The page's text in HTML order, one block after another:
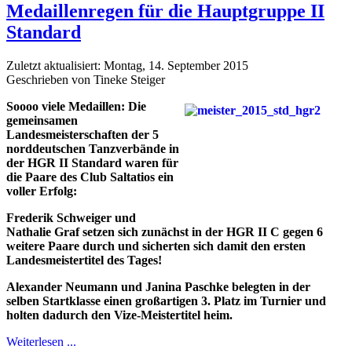
Medaillenregen für die Hauptgruppe II
Standard
Zuletzt aktualisiert: Montag, 14. September 2015
Geschrieben von Tineke Steiger
Soooo viele Medaillen: Die
gemeinsamen
Landesmeisterschaften der 5
norddeutschen Tanzverbände in
der HGR II Standard waren für
die Paare des Club Saltatios ein
voller Erfolg:
Frederik Schweiger und
Nathalie Graf setzen sich zunächst in der HGR II C gegen 6
weitere Paare durch und sicherten sich damit den ersten
Landesmeistertitel des Tages!
Alexander Neumann und Janina Paschke belegten in der
selben Startklasse einen großartigen 3. Platz im Turnier und
holten dadurch den Vize-Meistertitel heim.
Weiterlesen ...